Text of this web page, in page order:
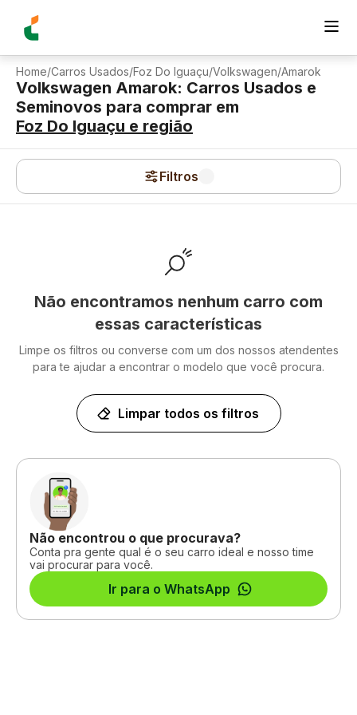
Home/Carros Usados/Foz Do Iguaçu/Volkswagen/Amarok
Volkswagen Amarok: Carros Usados e
Seminovos para comprar em
Foz Do Iguaçu e região
Filtros
Não encontramos nenhum carro com
essas características
Limpe os filtros ou converse com um dos nossos atendentes
para te ajudar a encontrar o modelo que você procura.
Limpar todos os filtros
Não encontrou o que procurava?
Conta pra gente qual é o seu carro ideal e nosso time
vai procurar para você.
Ir para o WhatsApp